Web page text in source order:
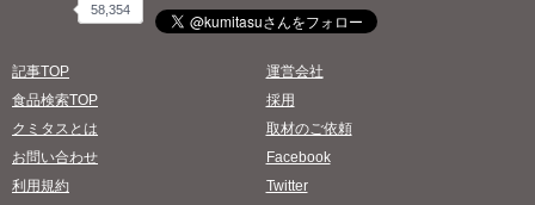
58,354
記事TOP
食品検索TOP
クミタスとは
お問い合わせ
利用規約
運営会社
採用
取材のご依頼
Facebook
Twitter